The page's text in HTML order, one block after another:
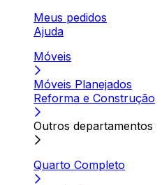
Meus pedidos
Ajuda
Móveis
Móveis Planejados
Reforma e Construção
Outros departamentos
Quarto Completo